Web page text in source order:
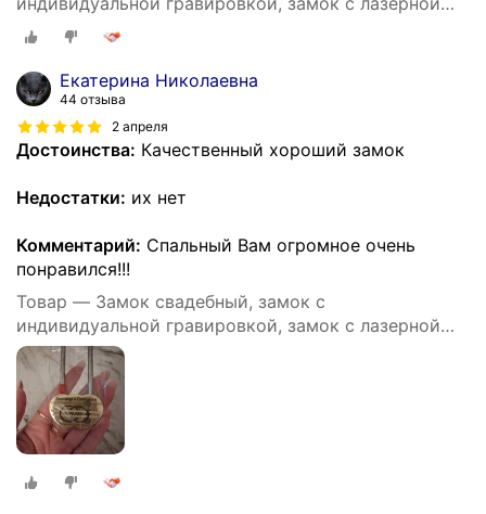
гравировкой
Екатерина Николаевна
44 отзыва
2 апреля
Достоинства: Качественный хороший замок
Недостатки: их нет
Комментарий: Спальный Вам огромное очень
понравился!!!
Товар — Замок свадебный, замок с
индивидуальной гравировкой, замок с лазерной
гравировкой